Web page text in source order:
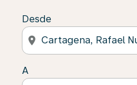
Desde
location_on
A